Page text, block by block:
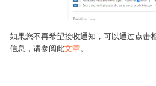
如果您不再希望接收通知，可以通过点击
信息，请参阅此文章。